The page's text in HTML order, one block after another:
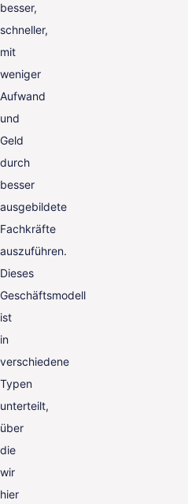
besser,
schneller,
mit
weniger
Aufwand
und
Geld
durch
besser
ausgebildete
Fachkräfte
auszuführen.
Dieses
Geschäftsmodell
ist
in
verschiedene
Typen
unterteilt,
über
die
wir
hier